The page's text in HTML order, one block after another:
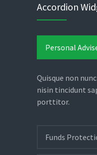
Accordion
Personal
Quisque non
nisin tincidunt
porttitor.
Funds